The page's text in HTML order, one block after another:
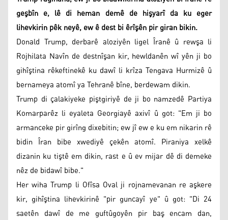
geşbîn e, lê di heman demê de hişyarî da ku eger
lihevkirin pêk neyê, ew ê dest bi êrîşên pir giran bikin.
Donald Trump, derbarê aloziyên ligel Îranê û rewşa li
Rojhilata Navîn de destnîşan kir, hewldanên wî yên ji bo
gihîştina rêkeftinekê ku dawî li krîza Tengava Hurmizê û
bernameya atomî ya Tehranê bîne, berdewam dikin.
Trump di çalakiyeke piştgiriyê de ji bo namzedê Partiya
Komarparêz li eyaleta Georgiayê axivî û got: "Em ji bo
armanceke pir girîng dixebitin; ew jî ew e ku em nikarin rê
bidin Îran bibe xwediyê çekên atomî. Piraniya xelkê
dizanin ku tiştê em dikin, rast e û ev mijar dê di demeke
nêz de bidawî bibe."
Her wiha Trump li Ofîsa Oval ji rojnamevanan re aşkere
kir, gihîştina lihevkirinê "pir guncayî ye" û got: "Di 24
saetên dawî de me guftûgoyên pir baş encam dan,